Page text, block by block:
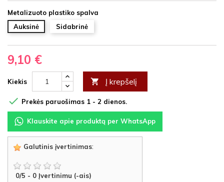
Metalizuoto plastiko spalva
Auksinė
Sidabrinė
9,10 €
Kiekis  Į krepšelį
 Prekės paruošimas 1 - 2 dienos.
Klauskite apie produktą per WhatsApp
Galutinis įvertinimas:
0/5 - 0 Įvertinimu (-ais)